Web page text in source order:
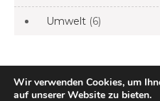
Umwelt (6)
bloggomat – die
Wir verwenden Cookies, um
auf unserer Website zu bieten.